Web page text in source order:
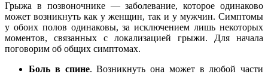
Грыжа в позвоночнике — заболевание, которое одинаково
может возникнуть как у женщин, так и у мужчин. Симптомы
у обоих полов одинаковы, за исключением лишь некоторых
моментов, связанных с локализацией грыжи. Для начала
поговорим об общих симптомах.
Боль в спине. Возникнуть она может в любой части